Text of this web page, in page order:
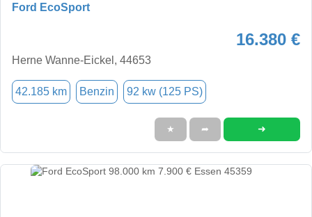
Ford EcoSport
16.380 €
Herne Wanne-Eickel, 44653
42.185 km Benzin 92 kw (125 PS)
★ ➦ ➜